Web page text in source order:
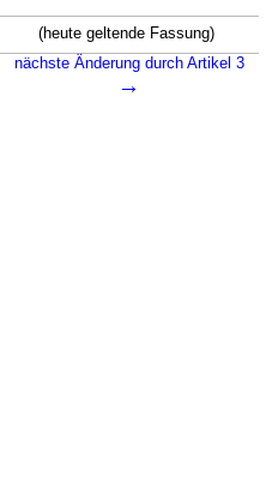
(heute geltende Fassung)
nächste Änderung durch Artikel 3
→